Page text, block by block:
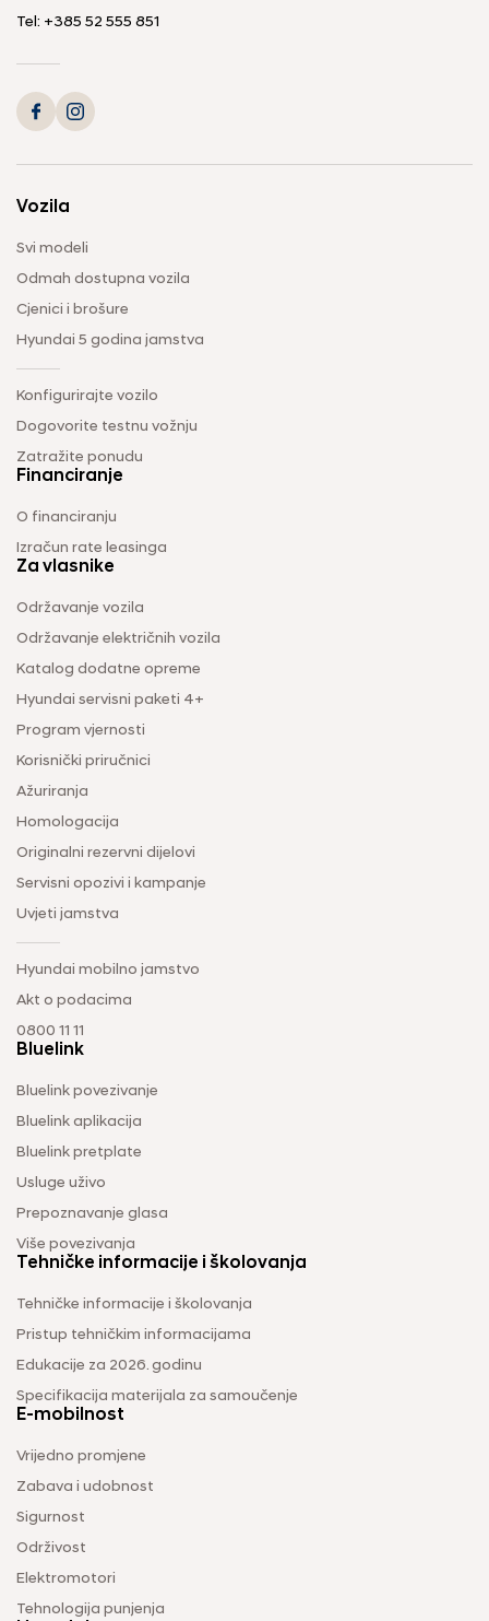
Tel: +385 52 555 851
Vozila
Svi modeli
Odmah dostupna vozila
Cjenici i brošure
Hyundai 5 godina jamstva
Konfigurirajte vozilo
Dogovorite testnu vožnju
Zatražite ponudu
Financiranje
O financiranju
Izračun rate leasinga
Za vlasnike
Održavanje vozila
Održavanje električnih vozila
Katalog dodatne opreme
Hyundai servisni paketi 4+
Program vjernosti
Korisnički priručnici
Ažuriranja
Homologacija
Originalni rezervni dijelovi
Servisni opozivi i kampanje
Uvjeti jamstva
Hyundai mobilno jamstvo
Akt o podacima
0800 11 11
Bluelink
Bluelink povezivanje
Bluelink aplikacija
Bluelink pretplate
Usluge uživo
Prepoznavanje glasa
Više povezivanja
Tehničke informacije i školovanja
Tehničke informacije i školovanja
Pristup tehničkim informacijama
Edukacije za 2026. godinu
Specifikacija materijala za samoučenje
E-mobilnost
Vrijedno promjene
Zabava i udobnost
Sigurnost
Održivost
Elektromotori
Tehnologija punjenja